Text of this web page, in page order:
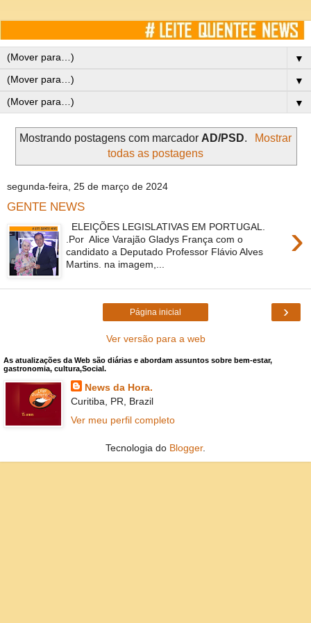
▼
▼
▼
Mostrando postagens com marcador AD/PSD.
Mostrar
todas as postagens
segunda-feira, 25 de março de 2024
GENTE NEWS
›
ELEIÇÕES LEGISLATIVAS EM PORTUGAL.
.Por Alice Varajão Gladys França com o
candidato a Deputado Professor Flávio Alves
Martins. na imagem,...
›
Página inicial
Ver versão para a web
As atualizações da Web são diárias e abordam assuntos sobre bem-estar,
gastronomia, cultura,Social.
News da Hora.
Curitiba, PR, Brazil
Ver meu perfil completo
Tecnologia do Blogger.